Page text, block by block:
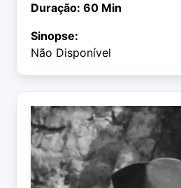
Duração: 60 Min
Sinopse:
Não Disponível